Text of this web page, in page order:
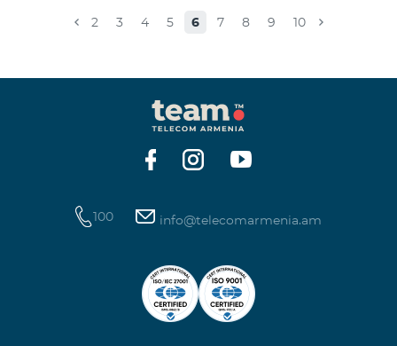
продлевается, остаток неиспользованного
100 ГБ.
2 3 4 5 6 7 8 9 10
100 info@telecomarmenia.am